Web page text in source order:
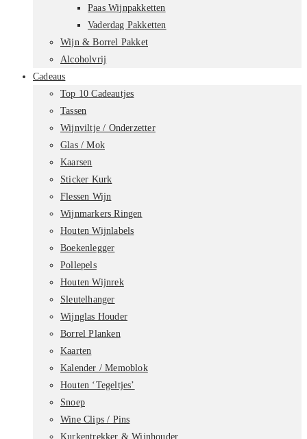
Paas Wijnpakketten
Vaderdag Pakketten
Wijn & Borrel Pakket
Alcoholvrij
Cadeaus
Top 10 Cadeautjes
Tassen
Wijnviltje / Onderzetter
Glas / Mok
Kaarsen
Sticker Kurk
Flessen Wijn
Wijnmarkers Ringen
Houten Wijnlabels
Boekenlegger
Pollepels
Houten Wijnrek
Sleutelhanger
Wijnglas Houder
Borrel Planken
Kaarten
Kalender / Memoblok
Houten ‘Tegeltjes’
Snoep
Wine Clips / Pins
Kurkentrekker & Wijnhouder